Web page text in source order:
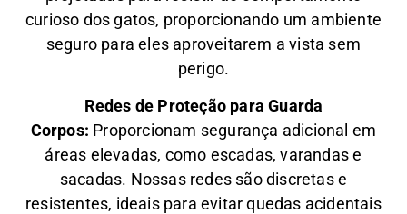
curioso dos gatos, proporcionando um ambiente
seguro para eles aproveitarem a vista sem
perigo.
Redes de Proteção para Guarda
Corpos: Proporcionam segurança adicional em
áreas elevadas, como escadas, varandas e
sacadas. Nossas redes são discretas e
resistentes, ideais para evitar quedas acidentais